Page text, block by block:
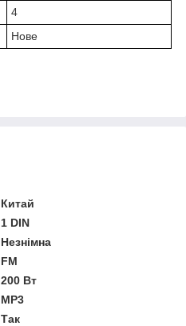
4
Нове
Китай
1 DIN
Незнімна
FM
200 Вт
MP3
Так